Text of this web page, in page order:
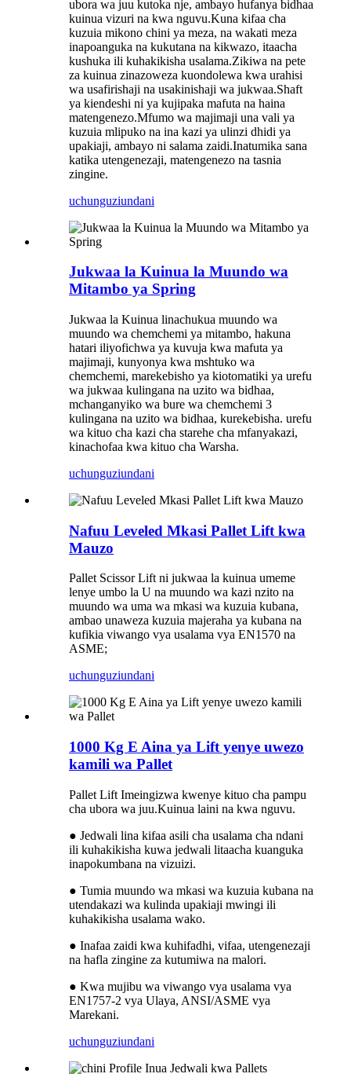
ubora wa juu kutoka nje, ambayo hufanya bidhaa
kuinua vizuri na kwa nguvu.Kuna kifaa cha
kuzuia mikono chini ya meza, na wakati meza
inapoanguka na kukutana na kikwazo, itaacha
kushuka ili kuhakikisha usalama.Zikiwa na pete
za kuinua zinazoweza kuondolewa kwa urahisi
wa usafirishaji na usakinishaji wa jukwaa.Shaft
ya kiendeshi ni ya kujipaka mafuta na haina
matengenezo.Mfumo wa majimaji una vali ya
kuzuia mlipuko na ina kazi ya ulinzi dhidi ya
upakiaji, ambayo ni salama zaidi.Inatumika sana
katika utengenezaji, matengenezo na tasnia
zingine.
uchunguziundani
Jukwaa la Kuinua la Muundo wa
Mitambo ya Spring
Jukwaa la Kuinua linachukua muundo wa
muundo wa chemchemi ya mitambo, hakuna
hatari iliyofichwa ya kuvuja kwa mafuta ya
majimaji, kunyonya kwa mshtuko wa
chemchemi, marekebisho ya kiotomatiki ya urefu
wa jukwaa kulingana na uzito wa bidhaa,
mchanganyiko wa bure wa chemchemi 3
kulingana na uzito wa bidhaa, kurekebisha. urefu
wa kituo cha kazi cha starehe cha mfanyakazi,
kinachofaa kwa kituo cha Warsha.
uchunguziundani
Nafuu Leveled Mkasi Pallet Lift kwa
Mauzo
Pallet Scissor Lift ni jukwaa la kuinua umeme
lenye umbo la U na muundo wa kazi nzito na
muundo wa uma wa mkasi wa kuzuia kubana,
ambao unaweza kuzuia majeraha ya kubana na
kufikia viwango vya usalama vya EN1570 na
ASME;
uchunguziundani
1000 Kg E Aina ya Lift yenye uwezo
kamili wa Pallet
Pallet Lift Imeingizwa kwenye kituo cha pampu
cha ubora wa juu.Kuinua laini na kwa nguvu.
● Jedwali lina kifaa asili cha usalama cha ndani
ili kuhakikisha kuwa jedwali litaacha kuanguka
inapokumbana na vizuizi.
● Tumia muundo wa mkasi wa kuzuia kubana na
utendakazi wa kulinda upakiaji mwingi ili
kuhakikisha usalama wako.
● Inafaa zaidi kwa kuhifadhi, vifaa, utengenezaji
na hafla zingine za kutumiwa na malori.
● Kwa mujibu wa viwango vya usalama vya
EN1757-2 vya Ulaya, ANSI/ASME vya
Marekani.
uchunguziundani